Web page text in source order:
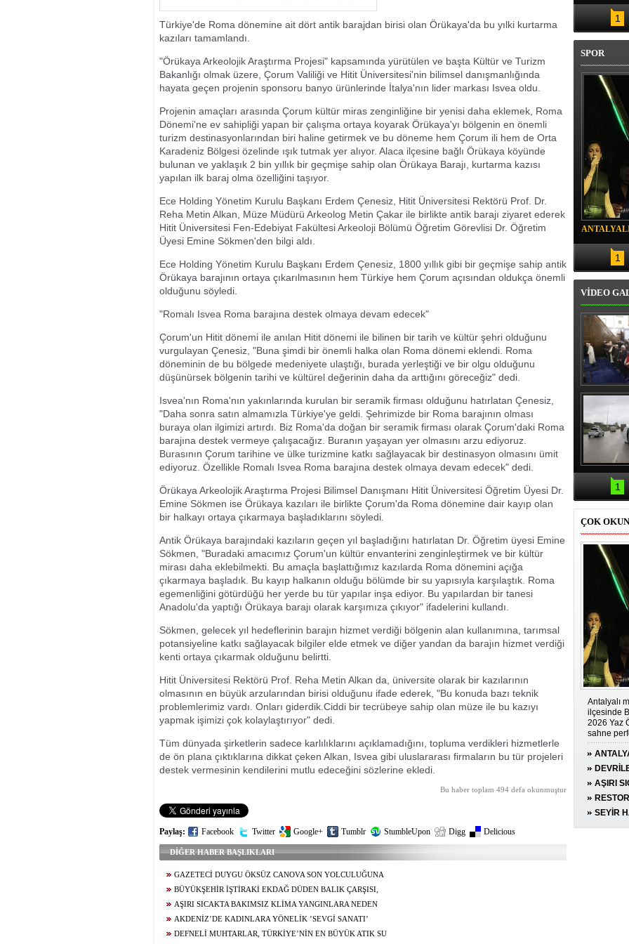
NEDEN OLABİLİR
Türkiye'de Roma dönemine ait dört antik barajdan birisi olan Örükaya'da bu yılki kurtarma
kazıları tamamlandı.
"Örükaya Arkeolojik Araştırma Projesi" kapsamında yürütülen ve başta Kültür ve Turizm
Bakanlığı olmak üzere, Çorum Valiliği ve Hitit Üniversitesi'nin bilimsel danışmanlığında
hayata geçen projenin sponsoru banyo ürünlerinde İtalya'nın lider markası Isvea oldu.
Projenin amaçları arasında Çorum kültür miras zenginliğine bir yenisi daha eklemek, Roma
Dönemi'ne ev sahipliği yapan bir çalışma ortaya koyarak Örükaya'yı bölgenin en önemli
turizm destinasyonlarından biri haline getirmek ve bu döneme hem Çorum ili hem de Orta
Karadeniz Bölgesi özelinde ışık tutmak yer alıyor. Alaca ilçesine bağlı Örükaya köyünde
bulunan ve yaklaşık 2 bin yıllık bir geçmişe sahip olan Örükaya Barajı, kurtarma kazısı
yapılan ilk baraj olma özelliğini taşıyor.
Ece Holding Yönetim Kurulu Başkanı Erdem Çenesiz, Hitit Üniversitesi Rektörü Prof. Dr.
Reha Metin Alkan, Müze Müdürü Arkeolog Metin Çakar ile birlikte antik barajı ziyaret ederek
Hitit Üniversitesi Fen-Edebiyat Fakültesi Arkeoloji Bölümü Öğretim Görevlisi Dr. Öğretim
Üyesi Emine Sökmen'den bilgi aldı.
Ece Holding Yönetim Kurulu Başkanı Erdem Çenesiz, 1800 yıllık gibi bir geçmişe sahip antik
Örükaya barajının ortaya çıkarılmasının hem Türkiye hem Çorum açısından oldukça önemli
olduğunu söyledi.
"Romalı Isvea Roma barajına destek olmaya devam edecek"
Çorum'un Hitit dönemi ile anılan Hitit dönemi ile bilinen bir tarih ve kültür şehri olduğunu
vurgulayan Çenesiz, "Buna şimdi bir önemli halka olan Roma dönemi eklendi. Roma
döneminin de bu bölgede medeniyete ulaştığı, burada yerleştiği ve bir olgu olduğunu
düşünürsek bölgenin tarihi ve kültürel değerinin daha da arttığını göreceğiz" dedi.
Isvea'nın Roma'nın yakınlarında kurulan bir seramik firması olduğunu hatırlatan Çenesiz,
"Daha sonra satın almamızla Türkiye'ye geldi. Şehrimizde bir Roma barajının olması
buraya olan ilgimizi artırdı. Biz Roma'da doğan bir seramik firması olarak Çorum'daki Roma
barajına destek vermeye çalışacağız. Buranın yaşayan yer olmasını arzu ediyoruz.
Burasının Çorum tarihine ve ülke turizmine katkı sağlayacak bir destinasyon olmasını ümit
ediyoruz. Özellikle Romalı Isvea Roma barajına destek olmaya devam edecek" dedi.
Örükaya Arkeolojik Araştırma Projesi Bilimsel Danışmanı Hitit Üniversitesi Öğretim Üyesi Dr.
Emine Sökmen ise Örükaya kazıları ile birlikte Çorum'da Roma dönemine dair kayıp olan
bir halkayı ortaya çıkarmaya başladıklarını söyledi.
Antik Örükaya barajındaki kazıların geçen yıl başladığını hatırlatan Dr. Öğretim üyesi Emine
Sökmen, "Buradaki amacımız Çorum'un kültür envanterini zenginleştirmek ve bir kültür
mirası daha eklebilmekti. Bu amaçla başlattığımız kazılarda Roma dönemini açığa
çıkarmaya başladık. Bu kayıp halkanın olduğu bölümde bir su yapısıyla karşılaştık. Roma
egemenliğini götürdüğü her yerde bu tür yapılar inşa ediyor. Bu yapılardan bir tanesi
Anadolu'da yaptığı Örükaya barajı olarak karşımıza çıkıyor" ifadelerini kullandı.
Sökmen, gelecek yıl hedeflerinin barajın hizmet verdiği bölgenin alan kullanımına, tarımsal
potansiyeline katkı sağlayacak bilgiler elde etmek ve diğer yandan da barajın hizmet verdiği
kenti ortaya çıkarmak olduğunu belirtti.
Hitit Üniversitesi Rektörü Prof. Reha Metin Alkan da, üniversite olarak bir kazılarının
olmasının en büyük arzularından birisi olduğunu ifade ederek, "Bu konuda bazı teknik
problemlerimiz vardı. Onları giderdik.Ciddi bir tecrübeye sahip olan müze ile bu kazıyı
yapmak işimizi çok kolaylaştırıyor" dedi.
Tüm dünyada şirketlerin sadece karlılıklarını açıklamadığını, topluma verdikleri hizmetlerle
de ön plana çıktıklarına dikkat çeken Alkan, Isvea gibi uluslararası firmaların bu tür projeleri
destek vermesinin kendilerini mutlu edeceğini sözlerine ekledi.
Bu haber toplam 494 defa okunmuştur
Paylaş: Facebook Twitter Google+ Tumblr StumbleUpon Digg Delicious
DİĞER HABER BAŞLIKLARI
GAZETECİ DUYGU ÖKSÜZ CANOVA SON YOLCULUĞUNA
UĞURLANDI
BÜYÜKŞEHİR İŞTİRAKİ EKDAĞ DÜDEN BALIK ÇARŞISI,
BALIKSEVERLERİN UĞRAK NOKTASI OLDU
AŞIRI SICAKTA BAKIMSIZ KLİMA YANGINLARA NEDEN
OLABİLİR
AKDENİZ’DE KADINLARA YÖNELİK ’SEVGİ SANATI’
ATÖLYESİ
DEFNELİ MUHTARLAR, TÜRKİYE’NİN EN BÜYÜK ATIK SU
1
SPOR
SALLADI
1
VİDEO
Erbaş,
Veli
teravih
1
ÇOK
Antalyalı
ilçesinde
2026 Yaz
sahne
AŞIRI
SEYİR